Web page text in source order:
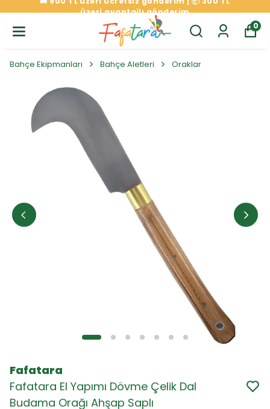
üzeri avantajlı gönderim
0
Bahçe Ekipmanları Bahçe Aletleri Oraklar
Fafatara
Fafatara El Yapımı Dövme Çelik Dal
Budama Orağı Ahşap Saplı